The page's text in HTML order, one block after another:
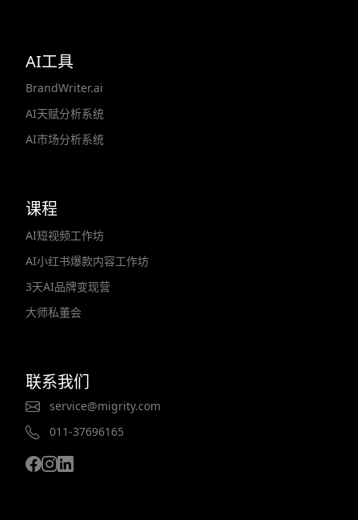
AI工具
BrandWriter.ai
AI天赋分析系统
AI市场分析系统
课程
AI短视频工作坊
AI小红书爆款内容工作坊
3天AI品牌变现营
大师私董会
联系我们
service@migrity.com
011-37696165